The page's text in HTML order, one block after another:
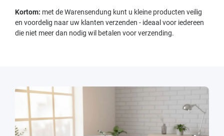
Kortom: met de Warensendung kunt u kleine producten veilig
en voordelig naar uw klanten verzenden - ideaal voor iedereen
die niet meer dan nodig wil betalen voor verzending.